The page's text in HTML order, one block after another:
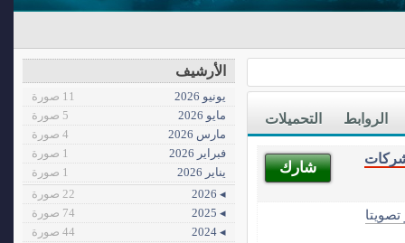
التحميلات الروابط
شارك
تصويتا
الأرشيف
يونيو 2026
11 صورة
مايو 2026
5 صورة
مارس 2026
4 صورة
فبراير 2026
1 صورة
يناير 2026
1 صورة
◂ 2026
22 صورة
◂ 2025
74 صورة
◂ 2024
44 صورة